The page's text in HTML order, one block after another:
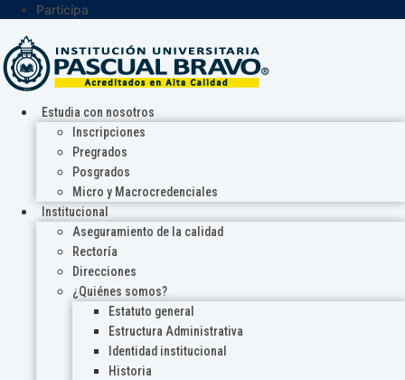
Participa
Estudia con nosotros
Inscripciones
Pregrados
Posgrados
Micro y Macrocredenciales
Institucional
Aseguramiento de la calidad
Rectoría
Direcciones
¿Quiénes somos?
Estatuto general
Estructura Administrativa
Identidad institucional
Historia